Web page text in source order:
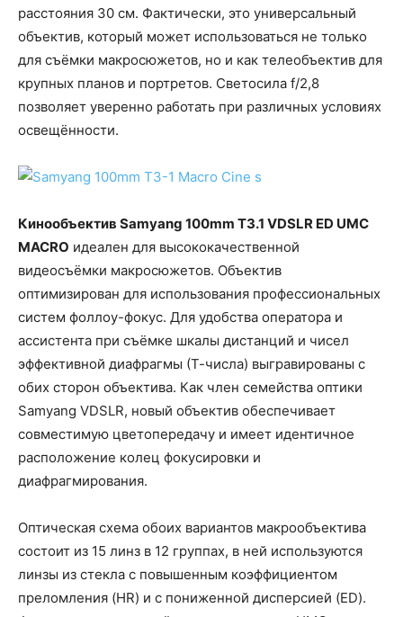
расстояния 30 см. Фактически, это универсальный
объектив, который может использоваться не только
для съёмки макросюжетов, но и как телеобъектив для
крупных планов и портретов. Светосила f/2,8
позволяет уверенно работать при различных условиях
освещённости.
Кинообъектив Samyang 100mm T3.1 VDSLR ED UMC
MACRO идеален для высококачественной
видеосъёмки макросюжетов. Объектив
оптимизирован для использования профессиональных
систем фоллоу-фокус. Для удобства оператора и
ассистента при съёмке шкалы дистанций и чисел
эффективной диафрагмы (Т-числа) выгравированы с
обих сторон объектива. Как член семейства оптики
Samyang VDSLR, новый объектив обеспечивает
совместимую цветопередачу и имеет идентичное
расположение колец фокусировки и
диафрагмирования.
Оптическая схема обоих вариантов макрообъектива
состоит из 15 линз в 12 группах, в ней используются
линзы из стекла с повышенным коэффициентом
преломления (HR) и с пониженной дисперсией (ED).